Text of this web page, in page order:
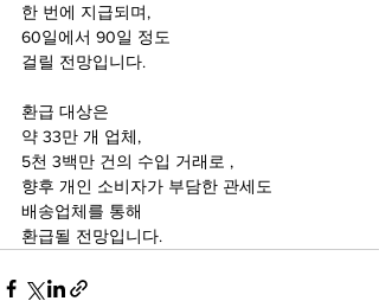
한 번에 지급되며,
60일에서 90일 정도
걸릴 전망입니다.
환급 대상은
약 33만 개 업체,
5천 3백만 건의 수입 거래로 ,
향후 개인 소비자가 부담한 관세도
배송업체를 통해
환급될 전망입니다.